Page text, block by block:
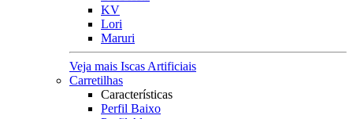
KV
Lori
Maruri
Veja mais Iscas Artificiais
Carretilhas
Características
Perfil Baixo